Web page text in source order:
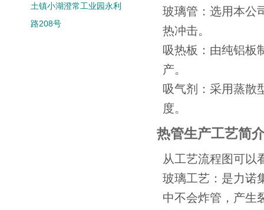
土镇小湖澄常工业园永利
路208号
玻璃管：选用本公
热冲击。
吸热板：由纯铝板
产。
吸气剂：采用蒸散
度。
热管生产工艺简
从工艺流程图可以
玻璃工艺：是力诺
中不会炸管，产生